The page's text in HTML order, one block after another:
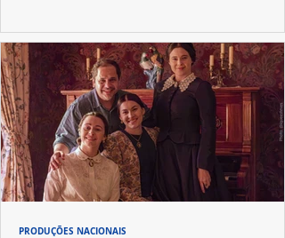
PRODUÇÕES NACIONAIS